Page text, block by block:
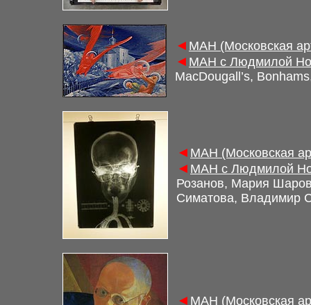
◄ МАН (Московская
◄ МАН с Людмилой
MacDougall’s,
◄ МАН (Московская
◄ МАН с Людмилой
Розанов, Мария
Симатова, Владимир
◄ МАН (Московская